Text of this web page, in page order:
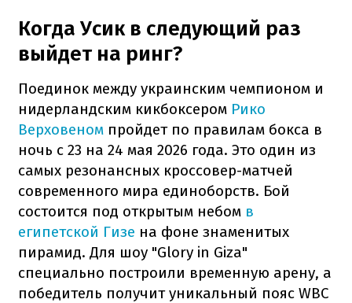
Когда Усик в следующий раз
выйдет на ринг?
Поединок между украинским чемпионом и
нидерландским кикбоксером Рико
Верховеном пройдет по правилам бокса в
ночь с 23 на 24 мая 2026 года. Это один из
самых резонансных кроссовер-матчей
современного мира единоборств. Бой
состоится под открытым небом в
египетской Гизе на фоне знаменитых
пирамид. Для шоу "Glory in Giza"
специально построили временную арену, а
победитель получит уникальный пояс WBC